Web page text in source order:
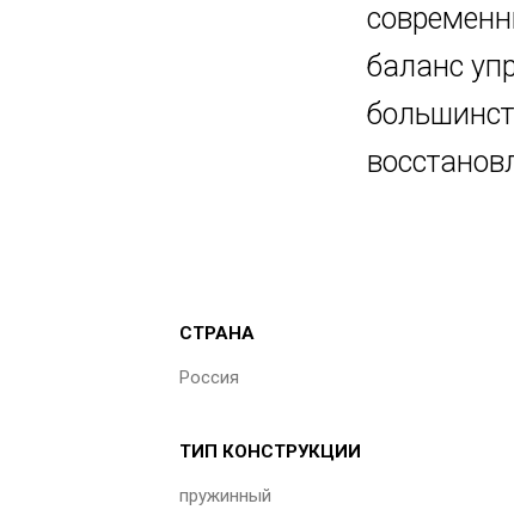
баланс
СТРАНА
Россия
ТИП КОНСТРУКЦИИ
пружинный